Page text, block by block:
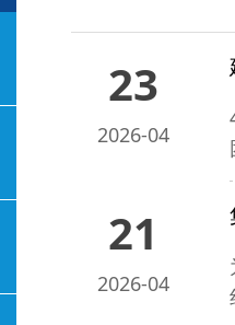
23
2026-04
21
2026-04